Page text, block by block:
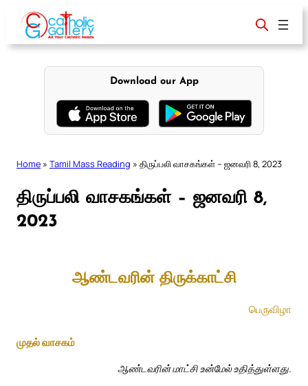
content
Download our App
Home » Tamil Mass Reading » திருப்பலி வாசகங்கள் – ஜனவரி 8, 2023
திருப்பலி வாசகங்கள் – ஜனவரி 8,
2023
ஆண்டவரின் திருக்காட்சி
பெருவிழா
முதல் வாசகம்
ஆண்டவரின் மாட்சி உன்மேல் உதித்துள்ளது.